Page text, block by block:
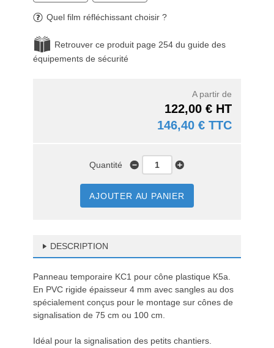
Quel film réfléchissant choisir ?
Retrouver ce produit page 254 du guide des
équipements de sécurité
A partir de
122,00 € HT
146,40 € TTC
Quantité
AJOUTER AU PANIER
DESCRIPTION
Panneau temporaire KC1 pour cône plastique K5a.
En PVC rigide épaisseur 4 mm avec sangles au dos
spécialement conçus pour le montage sur cônes de
signalisation de 75 cm ou 100 cm.
Idéal pour la signalisation des petits chantiers.